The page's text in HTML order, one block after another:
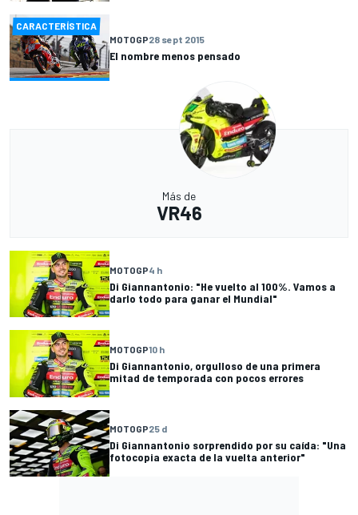
CARACTERÍSTICA
MOTOGP28 sept 2015
El nombre menos pensado
Más de
VR46
MOTOGP4 h
Di Giannantonio: "He vuelto al 100%. Vamos a
darlo todo para ganar el Mundial"
MOTOGP10 h
Di Giannantonio, orgulloso de una primera
mitad de temporada con pocos errores
MOTOGP25 d
Di Giannantonio sorprendido por su caída: "Una
fotocopia exacta de la vuelta anterior"